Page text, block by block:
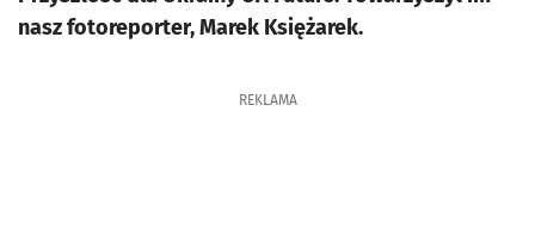
nasz fotoreporter, Marek Księżarek.
REKLAMA